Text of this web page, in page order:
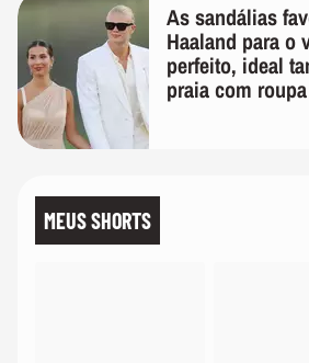
As sandálias
Haaland para o
perfeito, ideal
praia com
MEUS SHORTS